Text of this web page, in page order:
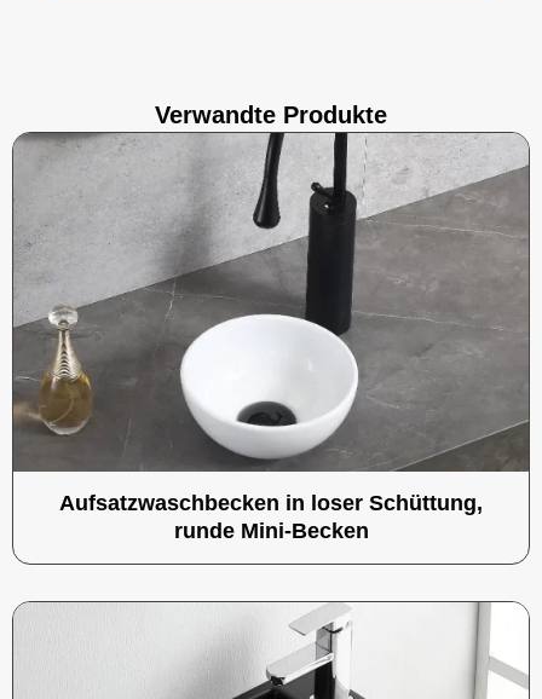
Verwandte Produkte
Aufsatzwaschbecken in loser Schüttung,
runde Mini-Becken